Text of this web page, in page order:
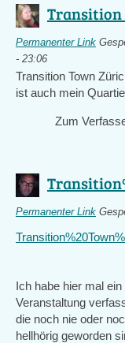
Transition
Permanenter Link
- 23:06
Transition Town
ist auch mein
Zum
Permanenter Link
Ich habe hier mal
Veranstaltung
die noch nie oder
hellhörig geworden